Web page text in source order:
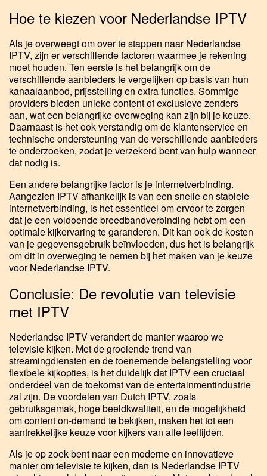
Hoe te kiezen voor Nederlandse IPTV
Als je overweegt om over te stappen naar Nederlandse
IPTV, zijn er verschillende factoren waarmee je rekening
moet houden. Ten eerste is het belangrijk om de
verschillende aanbieders te vergelijken op basis van hun
kanaalaanbod, prijsstelling en extra functies. Sommige
providers bieden unieke content of exclusieve zenders
aan, wat een belangrijke overweging kan zijn bij je keuze.
Daarnaast is het ook verstandig om de klantenservice en
technische ondersteuning van de verschillende aanbieders
te onderzoeken, zodat je verzekerd bent van hulp wanneer
dat nodig is.
Een andere belangrijke factor is je internetverbinding.
Aangezien IPTV afhankelijk is van een snelle en stabiele
internetverbinding, is het essentieel om ervoor te zorgen
dat je een voldoende breedbandverbinding hebt om een
optimale kijkervaring te garanderen. Dit kan ook de kosten
van je gegevensgebruik beïnvloeden, dus het is belangrijk
om dit in overweging te nemen bij het maken van je keuze
voor Nederlandse IPTV.
Conclusie: De revolutie van televisie
met IPTV
Nederlandse IPTV verandert de manier waarop we
televisie kijken. Met de groeiende trend van
streamingdiensten en de toenemende belangstelling voor
flexibele kijkopties, is het duidelijk dat IPTV een cruciaal
onderdeel van de toekomst van de entertainmentindustrie
zal zijn. De voordelen van Dutch IPTV, zoals
gebruiksgemak, hoge beeldkwaliteit, en de mogelijkheid
om content on-demand te bekijken, maken het tot een
aantrekkelijke keuze voor kijkers van alle leeftijden.
Als je op zoek bent naar een moderne en innovatieve
manier om televisie te kijken, dan is Nederlandse IPTV